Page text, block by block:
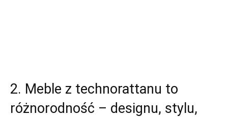
2. Meble z technorattanu to
różnorodność – designu, stylu,